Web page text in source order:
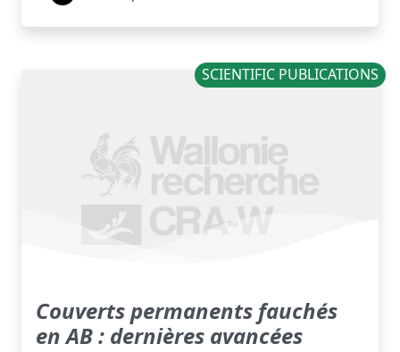
SCIENTIFIC PUBLICATIONS
Couverts permanents fauchés
en AB : dernières avancées